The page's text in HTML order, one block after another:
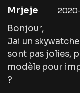
Mrjeje
Bonjour,
Jai un
sont pas jolies,
modèle pour
?